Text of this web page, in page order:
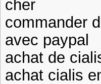
cher
commander
avec paypal
achat de
achat cialis